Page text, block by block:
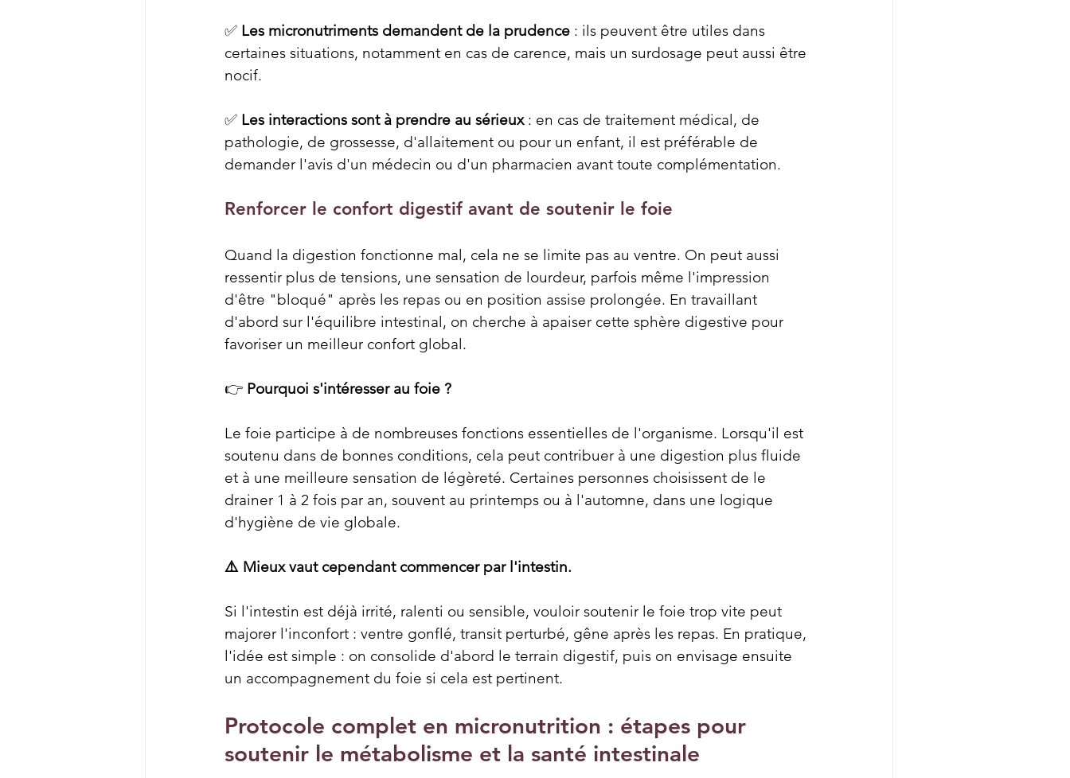
✅ Les micronutriments demandent de la prudence : ils peuvent être utiles dans
certaines situations, notamment en cas de carence, mais un surdosage peut aussi être
nocif.
✅ Les interactions sont à prendre au sérieux : en cas de traitement médical, de
pathologie, de grossesse, d'allaitement ou pour un enfant, il est préférable de
demander l'avis d'un médecin ou d'un pharmacien avant toute complémentation.
Renforcer le confort digestif avant de soutenir le foie
Quand la digestion fonctionne mal, cela ne se limite pas au ventre. On peut aussi
ressentir plus de tensions, une sensation de lourdeur, parfois même l'impression
d'être "bloqué" après les repas ou en position assise prolongée. En travaillant
d'abord sur l'équilibre intestinal, on cherche à apaiser cette sphère digestive pour
favoriser un meilleur confort global.
👉 Pourquoi s'intéresser au foie ?
Le foie participe à de nombreuses fonctions essentielles de l'organisme. Lorsqu'il est
soutenu dans de bonnes conditions, cela peut contribuer à une digestion plus fluide
et à une meilleure sensation de légèreté. Certaines personnes choisissent de le
drainer 1 à 2 fois par an, souvent au printemps ou à l'automne, dans une logique
d'hygiène de vie globale.
⚠️ Mieux vaut cependant commencer par l'intestin.
Si l'intestin est déjà irrité, ralenti ou sensible, vouloir soutenir le foie trop vite peut
majorer l'inconfort : ventre gonflé, transit perturbé, gêne après les repas. En pratique,
l'idée est simple : on consolide d'abord le terrain digestif, puis on envisage ensuite
un accompagnement du foie si cela est pertinent.
Protocole complet en micronutrition : étapes pour
soutenir le métabolisme et la santé intestinale